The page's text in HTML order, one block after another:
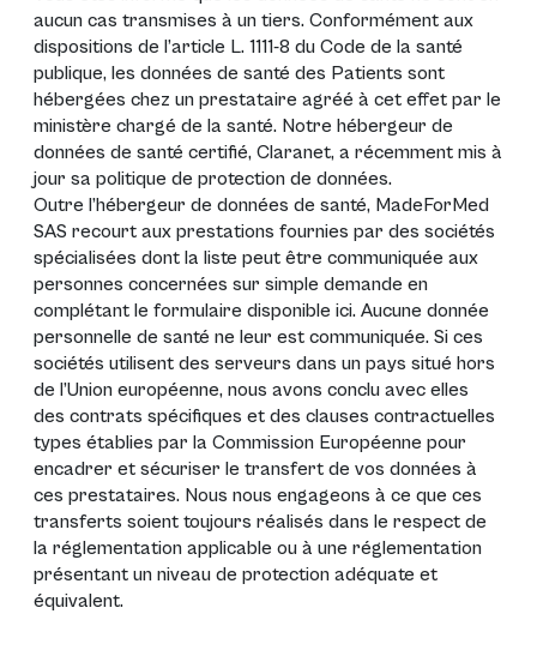
aucun cas transmises à un tiers. Conformément aux
dispositions de l’article L. 1111-8 du Code de la santé
publique, les données de santé des Patients sont
hébergées chez un prestataire agréé à cet effet par le
ministère chargé de la santé. Notre hébergeur de
données de santé certifié, Claranet, a récemment mis à
jour sa politique de protection de données.
Outre l’hébergeur de données de santé, MadeForMed
SAS recourt aux prestations fournies par des sociétés
spécialisées dont la liste peut être communiquée aux
personnes concernées sur simple demande en
complétant le formulaire disponible ici. Aucune donnée
personnelle de santé ne leur est communiquée. Si ces
sociétés utilisent des serveurs dans un pays situé hors
de l’Union européenne, nous avons conclu avec elles
des contrats spécifiques et des clauses contractuelles
types établies par la Commission Européenne pour
encadrer et sécuriser le transfert de vos données à
ces prestataires. Nous nous engageons à ce que ces
transferts soient toujours réalisés dans le respect de
la réglementation applicable ou à une réglementation
présentant un niveau de protection adéquate et
équivalent.